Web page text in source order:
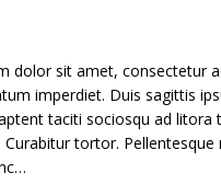
dolor sit amet, consectetur
imperdiet. Duis sagittis
taciti sociosqu ad
Curabitur tortor.